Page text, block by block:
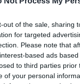
out of the sale, sharing
for targeted
Please note that
based ads
to third parties
of your personal
pasar al menos
zona
años.